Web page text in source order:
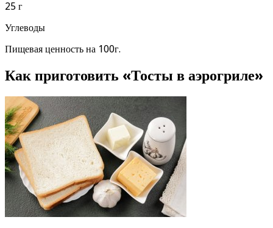
25 г
Углеводы
Пищевая ценность на 100г.
Как приготовить «Тосты в аэрогриле»